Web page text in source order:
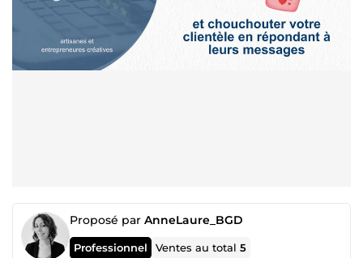
Proposé par AnneLaure_BGD
Professionnel Ventes au total5